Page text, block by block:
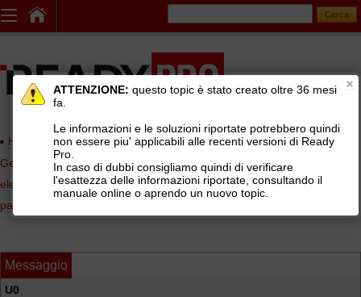
Home page> AREE DI SUPPORTO TECNICO GRATUITO>
Gestionale Ready Pro>Contabilità, scadenzario, fatturazione
elettronica >Prima nota, e procedura registrazione incassi e
pagamenti
Messaggio
U0
ATTENZIONE: questo topic è stato creato oltre 36 mesi
fa.
Le informazioni e le soluzioni riportate potrebbero quindi
non essere piu' applicabili alle recenti versioni di Ready
Pro.
In caso di dubbi consigliamo quindi di verificare
l'esattezza delle informazioni riportate, consultando il
manuale online o aprendo un nuovo topic.